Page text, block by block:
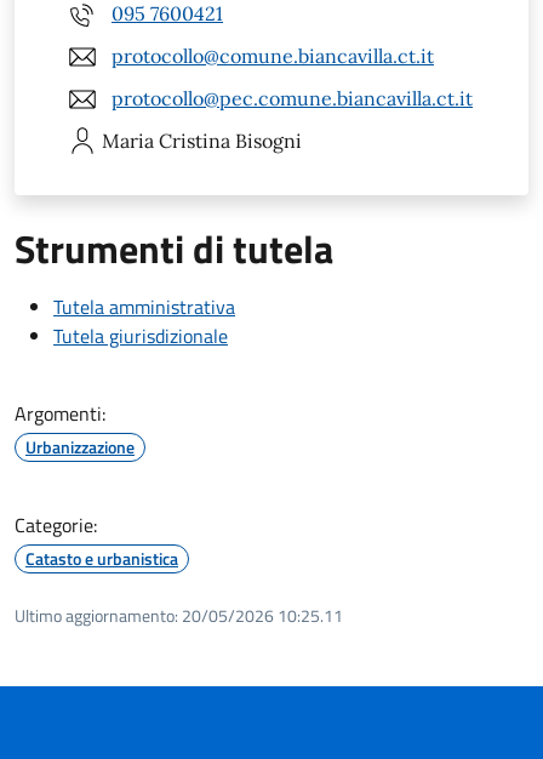
095 7600421
protocollo@comune.biancavilla.ct.it
protocollo@pec.comune.biancavilla.ct.it
Maria Cristina Bisogni
Strumenti di tutela
Tutela amministrativa
Tutela giurisdizionale
Argomenti:
Urbanizzazione
Categorie:
Catasto e urbanistica
Ultimo aggiornamento: 20/05/2026 10:25.11